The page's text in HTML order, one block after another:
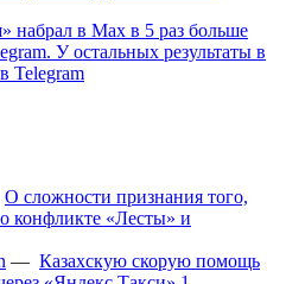
набрал в Max в 5 раз больше
У остальных результаты в
Telegram
О сложности признания того,
конфликте «Лесты» и
— Казахскую скорую помощь